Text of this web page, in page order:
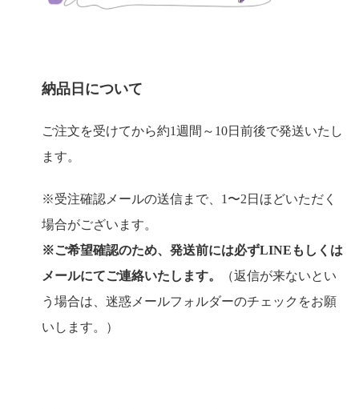
納品日について
ご注文を受けてから約1週間～10日前後で発送いたし
ます。
※受注確認メールの送信まで、1〜2日ほどいただく
場合がございます。
※ご希望確認のため、発送前には必ずLINEもしくは
メールにてご連絡いたします。
（返信が来ないとい
う場合は、迷惑メールフォルダーのチェックをお願
いします。）